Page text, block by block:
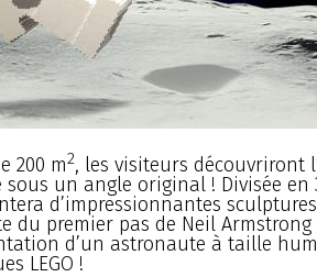
200 m2, les visiteurs découvriront
un angle original ! Divisée en
d’impressionnantes sculptures
du premier pas de Neil
d’un astronaute à taille
LEGO !